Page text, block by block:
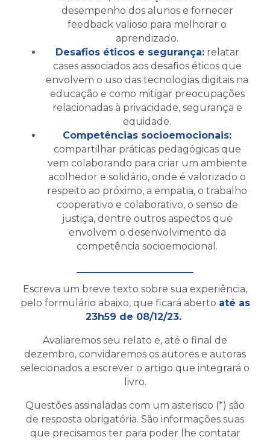
desempenho dos alunos e fornecer
feedback valioso para melhorar o
aprendizado.
Desafios éticos e segurança:relatar
cases associados aos desafios éticos que
envolvem o uso das tecnologias digitais na
educação e como mitigar preocupações
relacionadas à privacidade, segurança e
equidade.
Competências socioemocionais:
compartilhar práticas pedagógicas que
vem colaborando para criar um ambiente
acolhedor e solidário, onde é valorizado o
respeito ao próximo, a empatia, o trabalho
cooperativo e colaborativo, o senso de
justiça, dentre outros aspectos que
envolvem o desenvolvimento da
competência socioemocional.
Escreva um breve texto sobre sua experiência,
pelo formulário abaixo, que ficará aberto até as
23h59 de 08/12/23.
Avaliaremos seu relato e, até o final de
dezembro, convidaremos os autores e autoras
selecionados a escrever o artigo que integrará o
livro.
Questões assinaladas com um asterisco (*) são
de resposta obrigatória. São informações suas
que precisamos ter para poder lhe contatar